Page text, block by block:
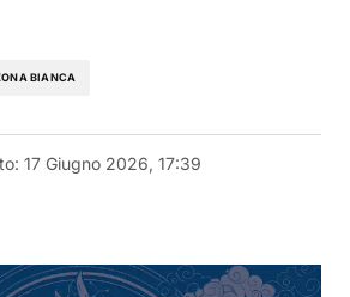
BIANCA
17 Giugno 2026, 17:39